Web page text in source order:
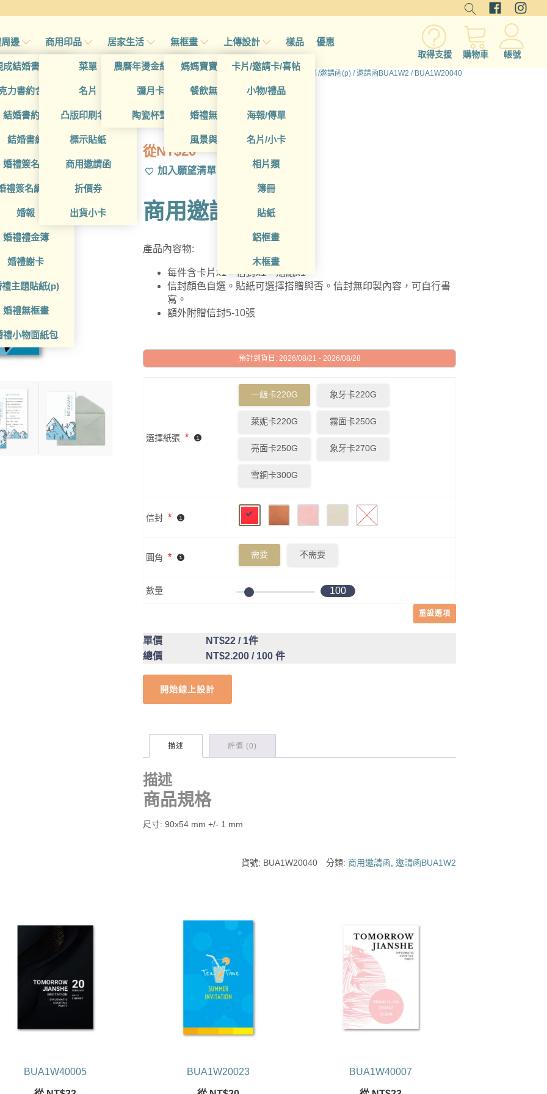
邊
成結婚書約夾
力書約含木座
結婚書約組
結婚書約
婚禮簽名簿
禮簽名綢(p)
婚報
婚禮禮金簿
婚禮謝卡
禮主題貼紙(p)
婚禮無框畫
禮小物面紙包
商用印品
菜單
名片
凸版印刷名片
標示貼紙
商用邀請函
折價券
出貨小卡
居家生活
農曆年燙金紅包袋
彌月卡
陶瓷杯墊
無框畫
媽媽寶寶無框畫
餐飲無框畫
婚禮無框畫
風景與藝術
上傳設計
卡片/邀請卡/喜帖
小物/禮品
海報/傳單
名片/小卡
相片類
簿冊
貼紙
鋁框畫
木框畫
樣品 優惠
取得支援 購物車 帳號
首頁 /所有產品 / 卡片/邀請函(p) /邀請函BUA1W2 / BUA1W20040
BUA1W20040
從NT$20
加入願望清單
商用邀請函套組
產品內容物:
每件含卡片x1，信封x1，貼紙x1
信封顏色自選。貼紙可選擇搭贈與否。信封無印製內容，可自行書
寫。
額外附贈信封5-10張
預計到貨日: 2026/08/21 - 2026/08/28
選擇紙張 *
一級卡220G 象牙卡220G
萊妮卡220G 霧面卡250G
亮面卡250G 象牙卡270G
雪銅卡300G
信封 *
圓角 * 需要 不需要
數量 100
重設選項
單價 NT$22 / 1件
總價
NT$2.200 / 100 件
開始線上設計
描述 評價 (0)
描述
商品規格
尺寸: 90x54 mm +/- 1 mm
貨號: BUA1W20040 分類:商用邀請函 ,邀請函BUA1W2
BUA1W40005 BUA1W20023 BUA1W40007